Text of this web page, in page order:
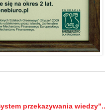
przekazywania wiedzy"..